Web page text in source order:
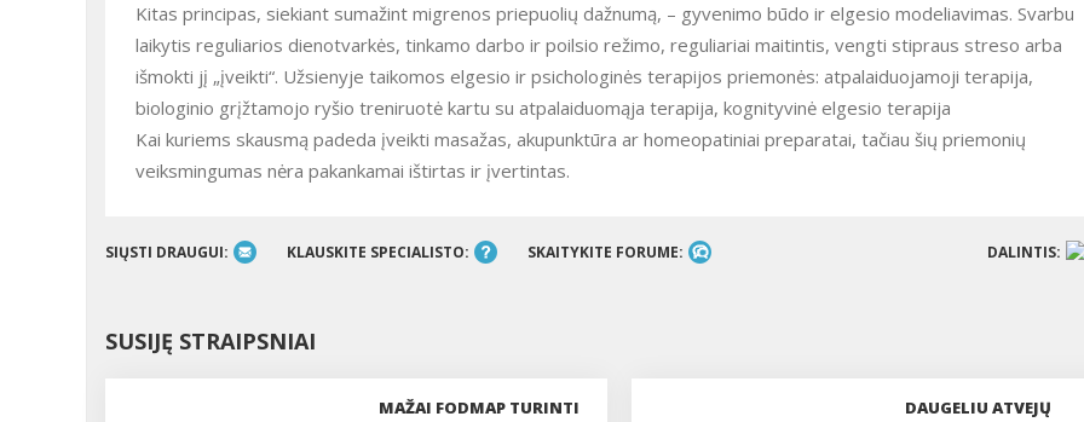
Kitas principas, siekiant sumažint migrenos priepuolių dažnumą, – gyvenimo būdo ir elgesio modeliavimas. Svarbu
laikytis reguliarios dienotvarkės, tinkamo darbo ir poilsio režimo, reguliariai maitintis, vengti stipraus streso arba
išmokti jį „įveikti“. Užsienyje taikomos elgesio ir psichologinės terapijos priemonės: atpalaiduojamoji terapija,
biologinio grįžtamojo ryšio treniruotė kartu su atpalaiduomąja terapija, kognityvinė elgesio terapija
Kai kuriems skausmą padeda įveikti masažas, akupunktūra ar homeopatiniai preparatai, tačiau šių priemonių
veiksmingumas nėra pakankamai ištirtas ir įvertintas.
SIŲSTI DRAUGUI: KLAUSKITE SPECIALISTO: SKAITYKITE FORUME: DALINTIS:
SUSIJĘ STRAIPSNIAI
MAŽAI FODMAP TURINTI
DAUGELIU ATVEJŲ